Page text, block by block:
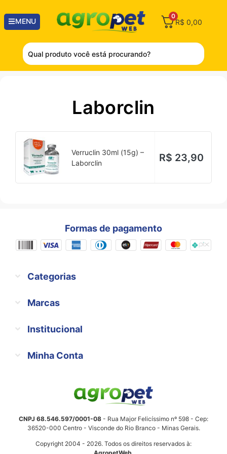
MENU
0
R$ 0,00
Laborclin
Verruclin 30ml (15g) –
Laborclin
R$ 23,90
Formas de pagamento
Categorias
Marcas
Institucional
Minha Conta
CNPJ 68.546.597/0001-08 - Rua Major Felicíssimo nº 598 - Cep:
36520-000 Centro - Visconde do Rio Branco - Minas Gerais.
Copyright 2004 - 2026. Todos os direitos reservados à: